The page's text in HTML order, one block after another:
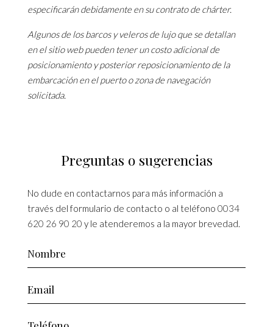
especificarán debidamente en su contrato de chárter.
Algunos de los barcos y veleros de lujo que se detallan
en el sitio web pueden tener un costo adicional de
posicionamiento y posterior reposicionamiento de la
embarcación en el puerto o zona de navegación
solicitada.
Preguntas o sugerencias
No dude en contactarnos para más información a
través del formulario de contacto o al teléfono 0034
620 26 90 20 y le atenderemos a la mayor brevedad.